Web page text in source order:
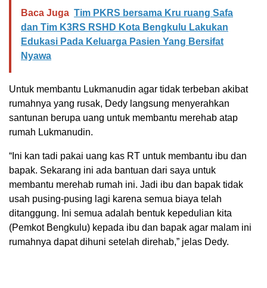
Baca Juga Tim PKRS bersama Kru ruang Safa
dan Tim K3RS RSHD Kota Bengkulu Lakukan
Edukasi Pada Keluarga Pasien Yang Bersifat
Nyawa
Untuk membantu Lukmanudin agar tidak terbeban akibat
rumahnya yang rusak, Dedy langsung menyerahkan
santunan berupa uang untuk membantu merehab atap
rumah Lukmanudin.
“Ini kan tadi pakai uang kas RT untuk membantu ibu dan
bapak. Sekarang ini ada bantuan dari saya untuk
membantu merehab rumah ini. Jadi ibu dan bapak tidak
usah pusing-pusing lagi karena semua biaya telah
ditanggung. Ini semua adalah bentuk kepedulian kita
(Pemkot Bengkulu) kepada ibu dan bapak agar malam ini
rumahnya dapat dihuni setelah direhab,” jelas Dedy.